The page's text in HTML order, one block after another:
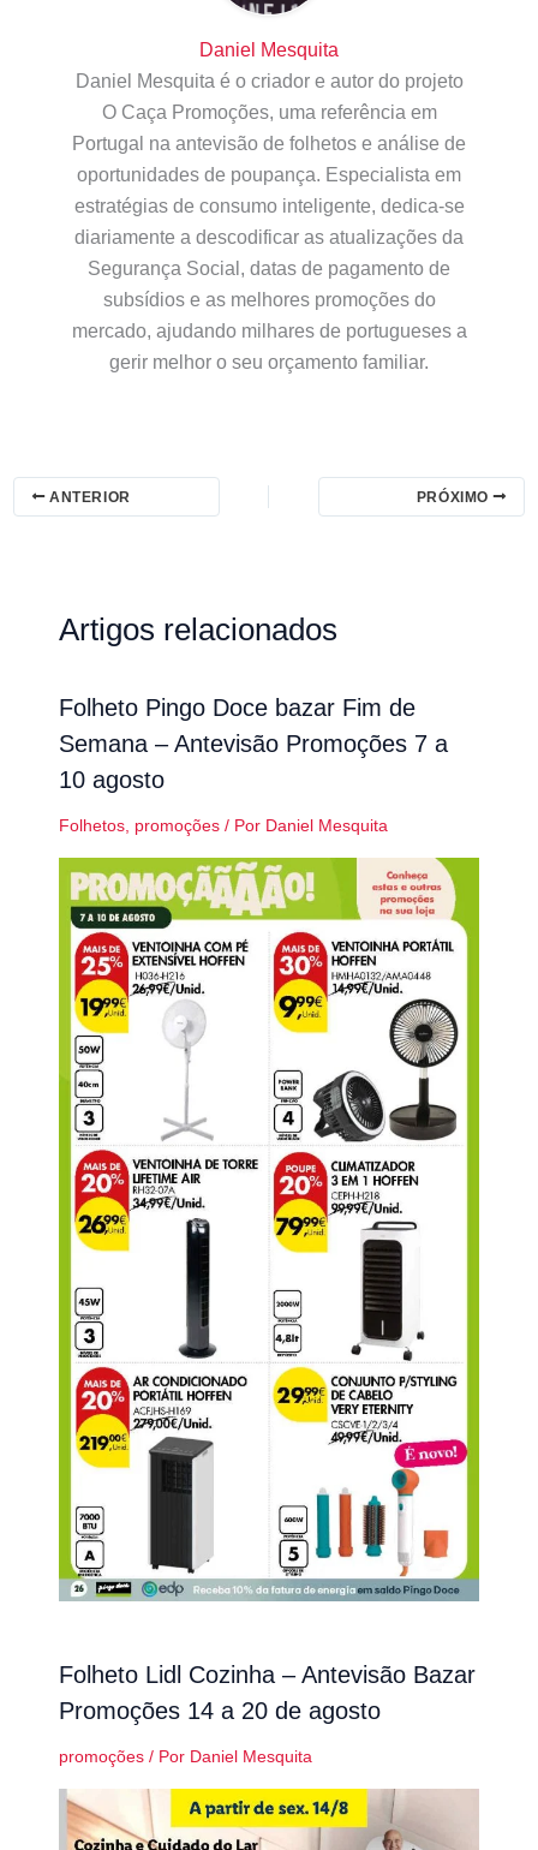
Daniel Mesquita
Daniel Mesquita é o criador e autor do projeto
O Caça Promoções, uma referência em
Portugal na antevisão de folhetos e análise de
oportunidades de poupança. Especialista em
estratégias de consumo inteligente, dedica-se
diariamente a descodificar as atualizações da
Segurança Social, datas de pagamento de
subsídios e as melhores promoções do
mercado, ajudando milhares de portugueses a
gerir melhor o seu orçamento familiar.
ANTERIOR PRÓXIMO
Artigos relacionados
Folheto Pingo Doce bazar Fim de
Semana – Antevisão Promoções 7 a
10 agosto
Folhetos, promoções/ Por Daniel Mesquita
Folheto Lidl Cozinha – Antevisão Bazar
Promoções 14 a 20 de agosto
promoções/ Por Daniel Mesquita